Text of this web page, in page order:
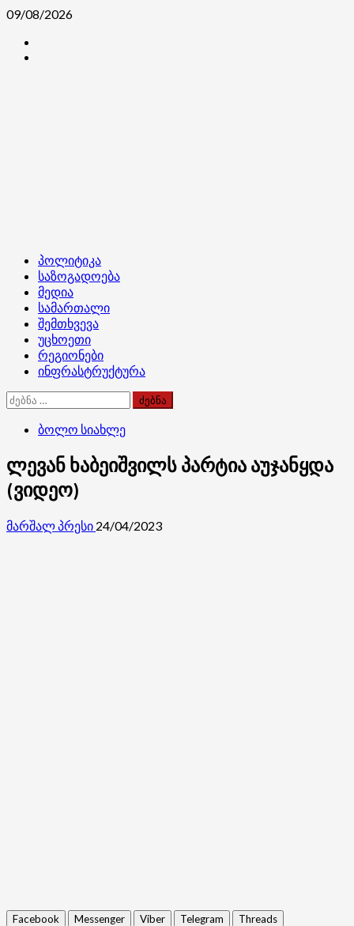
Skip
content
09/08/2026
Primary
Menu
პოლიტიკა
საზოგადოება
მედია
სამართალი
შემთხვევა
უცხოეთი
რეგიონები
ინფრასტრუქტურა
ძებნა:
ბოლო სიახლე
ლევან ხაბეიშვილს პარტია აუჯანყდა
(ვიდეო)
მარშალ პრესი 24/04/2023
Facebook Messenger Viber Telegram
Threads